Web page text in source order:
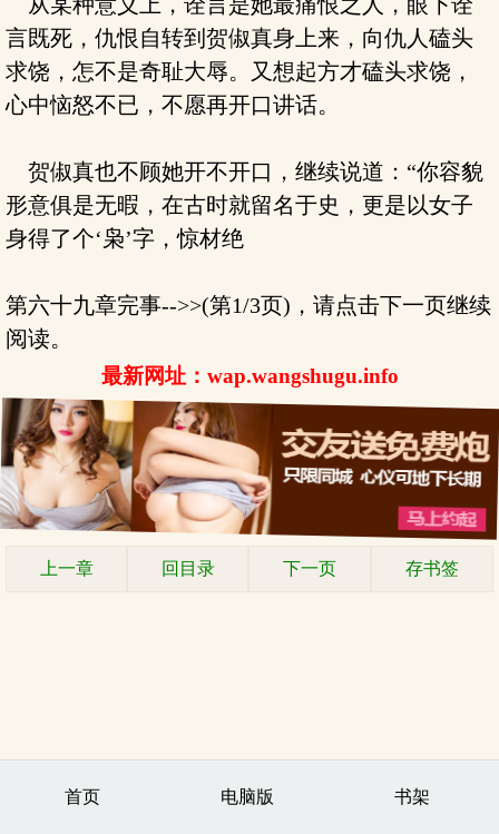
言既死，仇恨自转到贺俶真身上来，向仇人磕头
求饶，怎不是奇耻大辱。又想起方才磕头求饶，
心中恼怒不已，不愿再开口讲话。
贺俶真也不顾她开不开口，继续说道：“你容貌
形意俱是无暇，在古时就留名于史，更是以女子
身得了个‘枭’字，惊材绝
第六十九章完事-->>(第1/3页)，请点击下一页继续
阅读。
最新网址：wap.wangshugu.info
上一章 回目录 下一页 存书签
首页 电脑版 书架